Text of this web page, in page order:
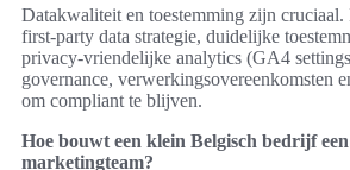
Datakwaliteit en toestemming zijn cruciaal.
first‑party data strategie, duidelijke
privacy‑vriendelijke analytics (GA4
governance, verwerkingsovereenkomsten
om compliant te blijven.
Hoe bouwt een klein Belgisch bedrijf
marketingteam?